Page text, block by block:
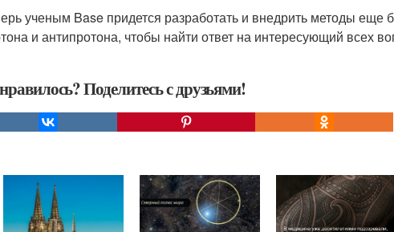
ученым Base придется разработать и внедрить методы еще
и антипротона, чтобы найти ответ на интересующий всех
Поделитесь с друзьями!